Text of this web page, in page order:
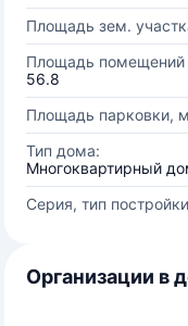
Площадь зем.
Площадь помещений
56.8
Площадь парковки,
Тип дома:
Многоквартирный
Серия, тип
Организации в